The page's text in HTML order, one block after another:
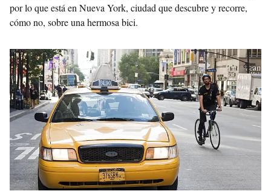
por lo que está en Nueva York, ciudad que descubre y recorre,
cómo no, sobre una hermosa bici.